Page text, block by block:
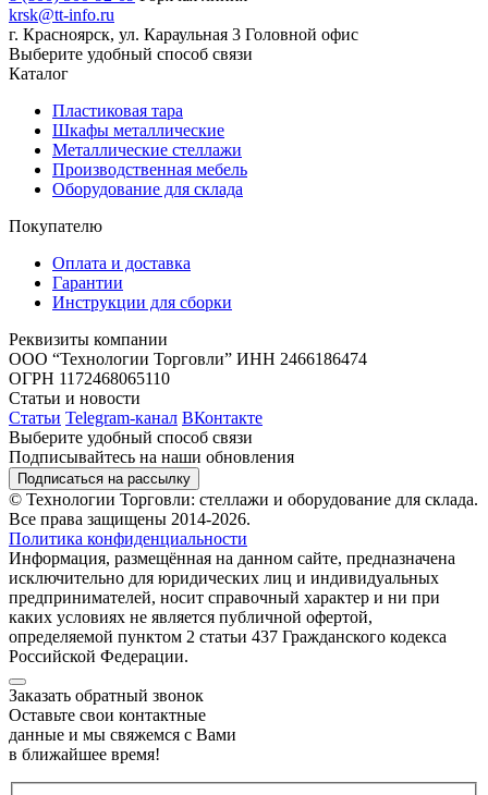
krsk@tt-info.ru
г. Красноярск, ул. Караульная 3 Головной офис
Выберите удобный способ связи
Каталог
Пластиковая тара
Шкафы металлические
Металлические стеллажи
Производственная мебель
Оборудование для склада
Покупателю
Оплата и доставка
Гарантии
Инструкции для сборки
Реквизиты компании
ООО “Технологии Торговли” ИНН 2466186474
ОГРН 1172468065110
Статьи и новости
Статьи Telegram-канал ВКонтакте
Выберите удобный способ связи
Подписывайтесь на наши обновления
Подписаться на рассылку
© Технологии Торговли: стеллажи и оборудование для склада.
Все права защищены 2014-2026.
Политика конфиденциальности
Информация, размещённая на данном сайте, предназначена
исключительно для юридических лиц и индивидуальных
предпринимателей, носит справочный характер и ни при
каких условиях не является публичной офертой,
определяемой пунктом 2 статьи 437 Гражданского кодекса
Российской Федерации.
Заказать обратный звонок
Оставьте свои контактные
данные и мы свяжемся с Вами
в ближайшее время!